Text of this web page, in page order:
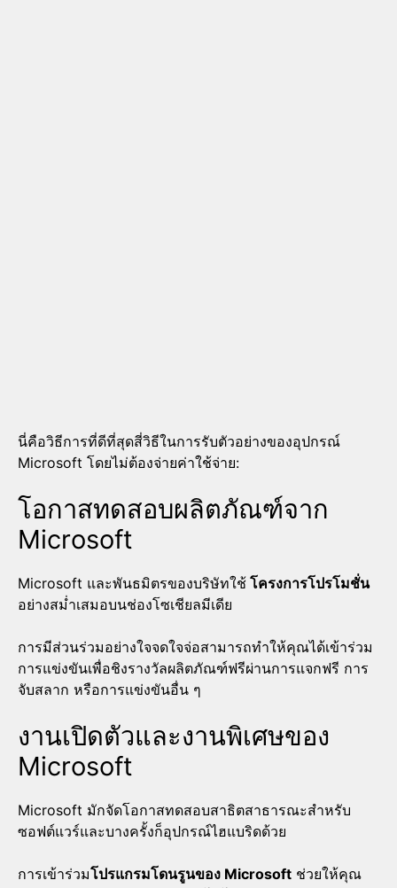
นี่คือวิธีการที่ดีที่สุดสี่วิธีในการรับตัวอย่างของอุปกรณ์
Microsoft โดยไม่ต้องจ่ายค่าใช้จ่าย:
โอกาสทดสอบผลิตภัณฑ์จาก
Microsoft
Microsoft และพันธมิตรของบริษัทใช้ โครงการโปรโมชั่น
อย่างสม่ำเสมอบนช่องโซเชียลมีเดีย
การมีส่วนร่วมอย่างใจจดใจจ่อสามารถทำให้คุณได้เข้าร่วม
การแข่งขันเพื่อชิงรางวัลผลิตภัณฑ์ฟรีผ่านการแจกฟรี การ
จับสลาก หรือการแข่งขันอื่น ๆ
งานเปิดตัวและงานพิเศษของ
Microsoft
Microsoft มักจัดโอกาสทดสอบสาธิตสาธารณะสำหรับ
ซอฟต์แวร์และบางครั้งก็อุปกรณ์ไฮแบริดด้วย
การเข้าร่วมโปรแกรมโดนรูนของ Microsoft ช่วยให้คุณ